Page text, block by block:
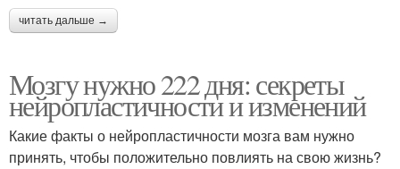
читать дальше →
Мозгу нужно 222 дня: секреты
нейропластичности и изменений
Какие факты о нейропластичности мозга вам нужно
принять, чтобы положительно повлиять на свою жизнь?